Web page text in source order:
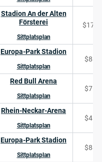
Stadion An der Alten
Försterei
Sittplatsplan
$171
Europa-Park Stadion
Sittplatsplan
$88
Red Bull Arena
Sittplatsplan
$76
Rhein-Neckar-Arena
Sittplatsplan
$41
Europa-Park Stadion
Sittplatsplan
$88